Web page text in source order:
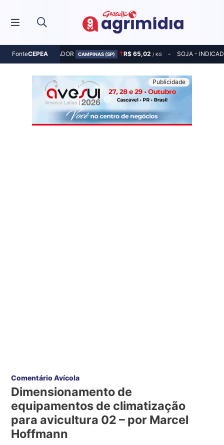
FonteCEPEA
MILHO - INDICADOR CAMPINAS (SP) R$ 65,02 / KG SOJA -
Comentário Avícola
Dimensionamento de
equipamentos de climatização
para avicultura 02 – por Marcel
Hoffmann